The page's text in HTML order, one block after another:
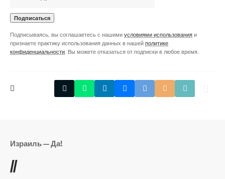
Подписываясь, вы соглашаетесь с нашими условиями использования и
признаете практику использования данных в нашей политике
конфиденциальности . Вы можете отказаться от подписки в любое время.
Израиль — Да!
//